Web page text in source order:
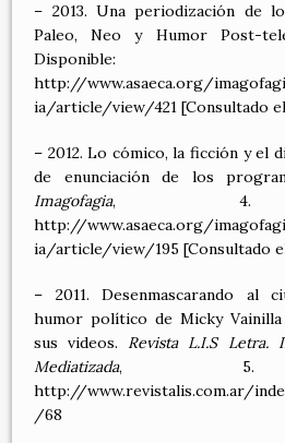
– 2013. Una periodización de
Paleo, Neo y Humor Post-
Disponible:
http://www.asaeca.org/
ia/article/view/421 [Consultado
– 2012. Lo cómico, la ficción y el
de enunciación de los
Imagofagia, 4.
http://www.asaeca.org/
ia/article/view/195 [Consultado
– 2011. Desenmascarando al
humor político de Micky
sus videos. Revista L.I.S Letra.
Mediatizada, 5.
http://www.revistalis.com.ar/
/68